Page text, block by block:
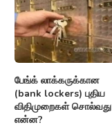
பேங்க் லாக்கருக்கான
(bank lockers) புதிய
விதிமுறைகள் சொல்வது
என்ன?